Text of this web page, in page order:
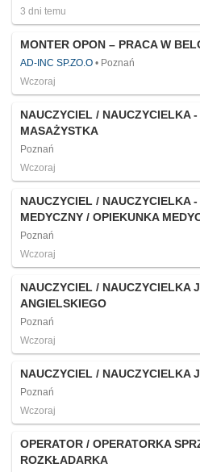
3 dni temu
MONTER OPON – PRACA W
AD-INC SP.ZO.O
Poznań
Wczoraj
NAUCZYCIEL / NAUCZYCIELKA
MASAŻYSTKA
Poznań
Wczoraj
NAUCZYCIEL / NAUCZYCIELKA
MEDYCZNY / OPIEKUNKA
Poznań
Wczoraj
NAUCZYCIEL / NAUCZYCIELKA
ANGIELSKIEGO
Poznań
Wczoraj
NAUCZYCIEL / NAUCZYCIELKA
Poznań
Wczoraj
OPERATOR / OPERATORKA
ROZKŁADARKA